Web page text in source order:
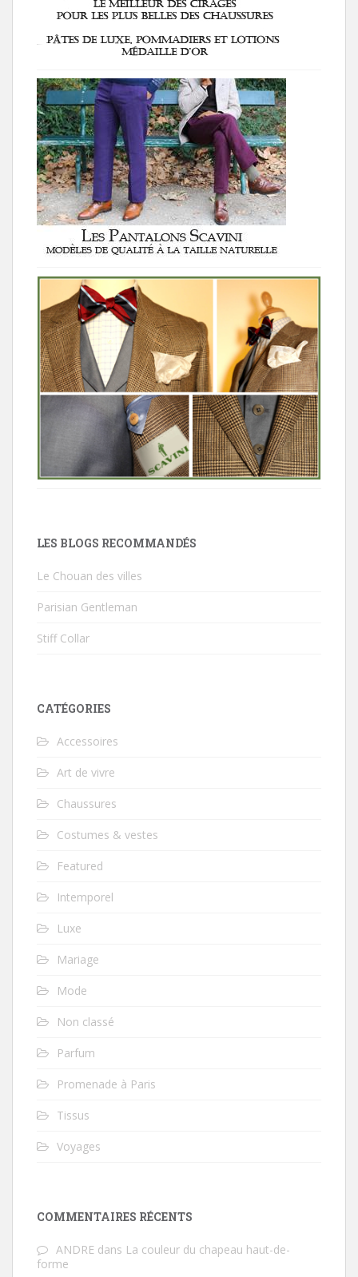
LES BLOGS RECOMMANDÉS
Le Chouan des villes
Parisian Gentleman
Stiff Collar
CATÉGORIES
Accessoires
Art de vivre
Chaussures
Costumes & vestes
Featured
Intemporel
Luxe
Mariage
Mode
Non classé
Parfum
Promenade à Paris
Tissus
Voyages
COMMENTAIRES RÉCENTS
ANDRE dans La couleur du chapeau haut-de-
forme